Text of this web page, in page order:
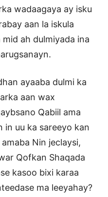
wadaagaya ay isku
aan la iskula
ah dulmiyada ina
ayaaba dulmi ka
aan wax
Qabiil ama
in uu ka sareeyo kan
Nin jeclaysi,
Qofkan Shaqada
kasoo bixi karaa
ma leeyahay?